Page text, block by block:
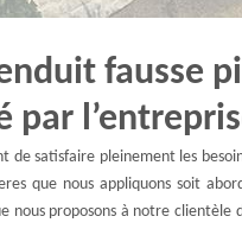
fausse
par
de satisfaire pleinement les
que nous appliquons soit
nous proposons à notre